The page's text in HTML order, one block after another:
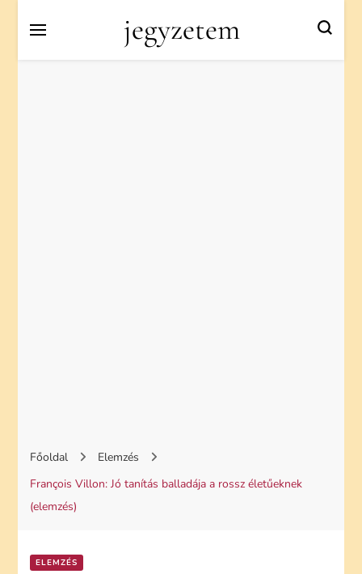
jegyzetem
Főoldal
Elemzés
François Villon: Jó tanítás balladája a rossz életűeknek
(elemzés)
ELEMZÉS